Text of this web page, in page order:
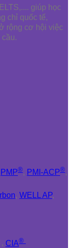
giúp học
chỉ quốc tế,
rộng cơ hội việc
cầu.
PMP®, PMI-ACP®,
, WELL AP,
, CIA®